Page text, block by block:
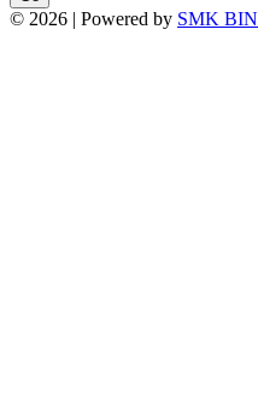
© 2026 | Powered by SMK